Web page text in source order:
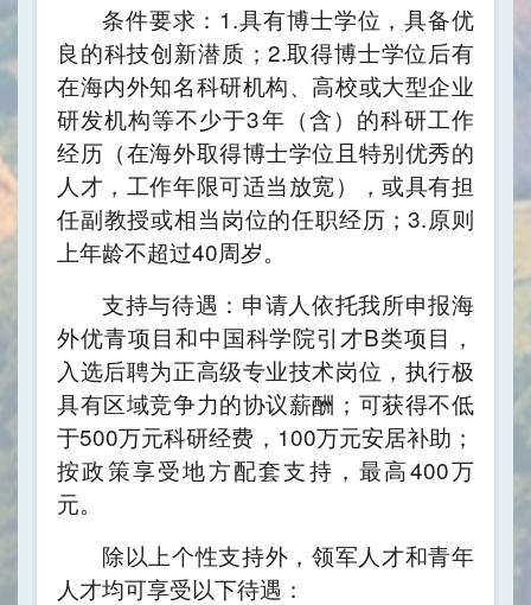
条件要求：1.具有博士学位，具备优
良的科技创新潜质；2.取得博士学位后有
在海内外知名科研机构、高校或大型企业
研发机构等不少于3年（含）的科研工作
经历（在海外取得博士学位且特别优秀的
人才，工作年限可适当放宽），或具有担
任副教授或相当岗位的任职经历；3.原则
上年龄不超过40周岁。
支持与待遇：申请人依托我所申报海
外优青项目和中国科学院引才B类项目，
入选后聘为正高级专业技术岗位，执行极
具有区域竞争力的协议薪酬；可获得不低
于500万元科研经费，100万元安居补助；
按政策享受地方配套支持，最高400万
元。
除以上个性支持外，领军人才和青年
人才均可享受以下待遇：